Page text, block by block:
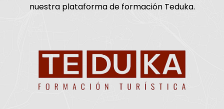
nuestra plataforma de formación Teduka.